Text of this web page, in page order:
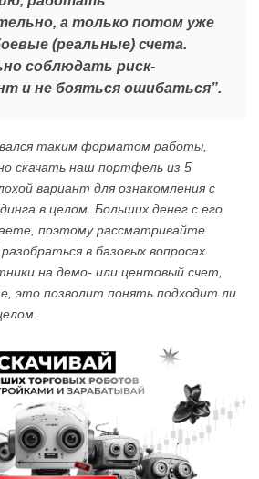
а только потом уже
(реальные) счета.
соблюдать риск-
и не бояться ошибаться”.
таким форматом работы,
скачать наш портфель из 5
вариант для ознакомления с
в целом. Больших денег с его
поэтому рассматривайте
в базовых вопросах.
на демо- или центовый счет,
это позволит понять подходит ли